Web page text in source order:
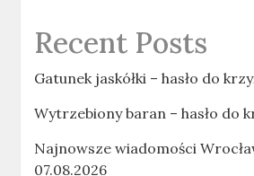
Recent Posts
Gatunek jaskółki – hasło do
Wytrzebiony baran – hasło do
Najnowsze wiadomości
07.08.2026